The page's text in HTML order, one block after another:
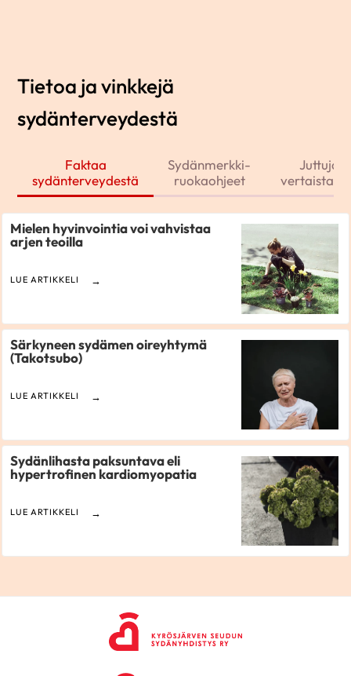
Tietoa ja vinkkejä
sydänterveydestä
Faktaa
sydänterveydestä
Sydänmerkki-
ruokaohjeet
Juttuja
Mielen hyvinvointia voi vahvistaa
arjen teoilla
LUE ARTIKKELI
Särkyneen sydämen oireyhtymä
(Takotsubo)
LUE ARTIKKELI
Sydänlihasta paksuntava eli
hypertrofinen kardiomyopatia
LUE ARTIKKELI